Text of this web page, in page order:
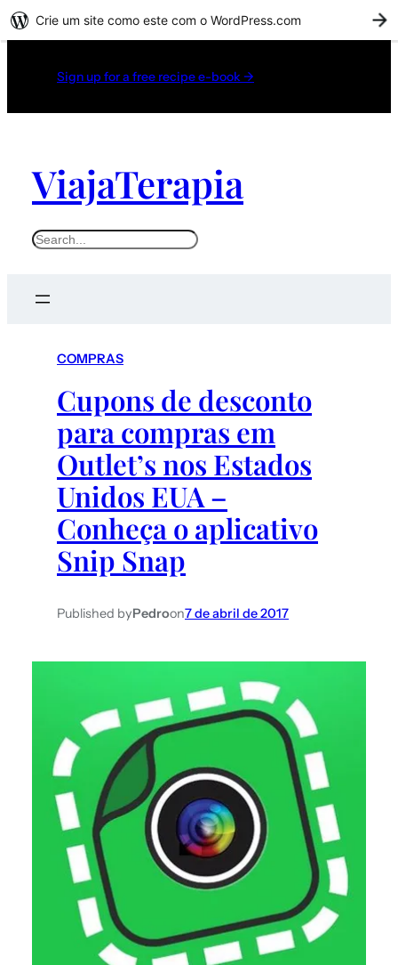
Sign up for a free recipe e-book →
ViajaTerapia
COMPRAS
Cupons de desconto
para compras em
Outlet’s nos Estados
Unidos EUA –
Conheça o aplicativo
Snip Snap
Published byPedroon7 de abril de 2017
Crie um site como este com o WordPress.com